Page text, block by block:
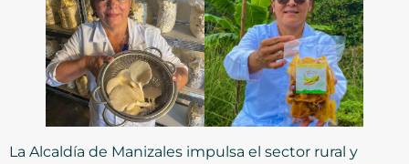
La Alcaldía de Manizales impulsa el sector rural y